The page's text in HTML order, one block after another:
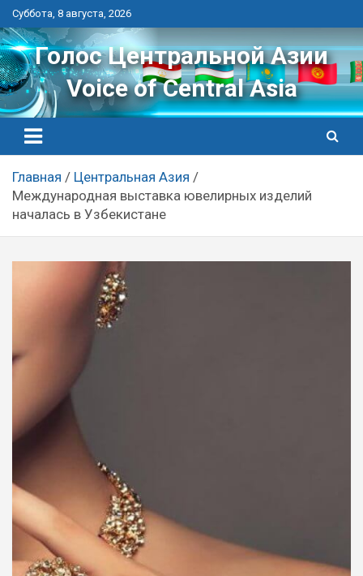
Перейти
к
контенту
Суббота, 8 августа, 2026
Голос Центральной Азии
Voice of Central Asia
Главная
Центральная Азия
Международная выставка ювелирных изделий
началась в Узбекистане